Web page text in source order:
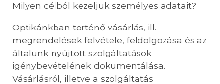
Milyen célból kezeljük személyes adatait?
Optikánkban történő vásárlás, ill.
megrendelések felvétele, feldolgozása és az
általunk nyújtott szolgáltatások
igénybevételének dokumentálása.
Vásárlásról, illetve a szolgáltatás